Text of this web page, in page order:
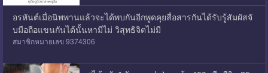
อรหันต์เมื่อนิพพานแล้วจะได้พบกันอีกพูดคุยสื่อสารกันได้รับรู้สัมผัสจั
บมือถือแขนกันได้นั้นหามีไม่ วิสุทธิจิตไม่มี
สมาชิกหมายเลข 9374306